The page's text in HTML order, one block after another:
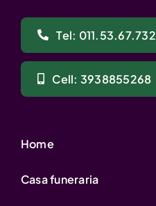
Tel: 011.53.67.732
Cell: 3938855268
Home
Casa funeraria